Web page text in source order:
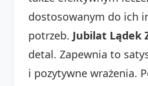
dostosowanym do ich
potrzeb. Jubilat Lądek
detal. Zapewnia to
i pozytywne wrażenia.